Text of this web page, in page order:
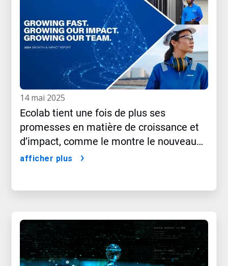
14 mai 2025
Ecolab tient une fois de plus ses
promesses en matière de croissance et
d’impact, comme le montre le nouveau
rapport 2024
afficher plus